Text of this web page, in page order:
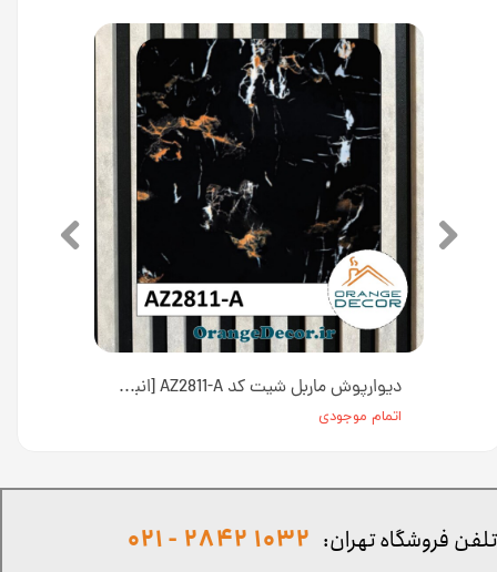
دیوارپوش ماربل شیت کد AZ2811-A [انبار تهران]
اتمام موجودی
تلفن فروشگاه تهران: 1032 2842 - 021